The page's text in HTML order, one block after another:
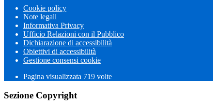
Cookie policy
Note legali
Informativa Privacy
Ufficio Relazioni con il Pubblico
Dichiarazione di accessibilità
Obiettivi di accessibilità
Gestione consensi cookie
Pagina visualizzata 719 volte
Sezione Copyright